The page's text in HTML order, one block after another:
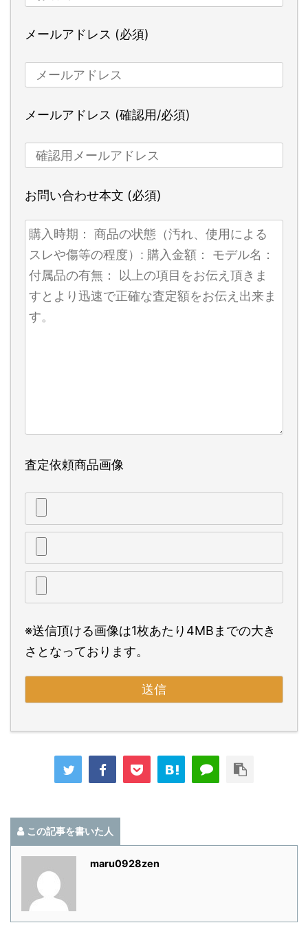
メールアドレス (必須)
メールアドレス (確認用/必須)
お問い合わせ本文 (必須)
査定依頼商品画像
※送信頂ける画像は1枚あたり4MBまでの大き
さとなっております。
この記事を書いた人
maru0928zen